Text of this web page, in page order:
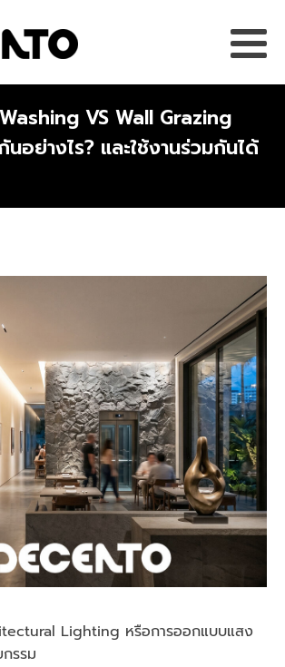
VS Wall Grazing
อย่างไร? และใช้งานร่วมกันได้
Lighting หรือการออกแบบแสง
รรม